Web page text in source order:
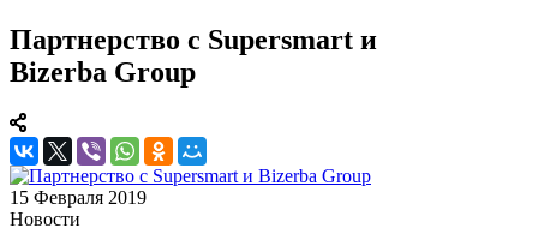
Партнерство с Supersmart и
Bizerba Group
15 Февраля 2019
Новости